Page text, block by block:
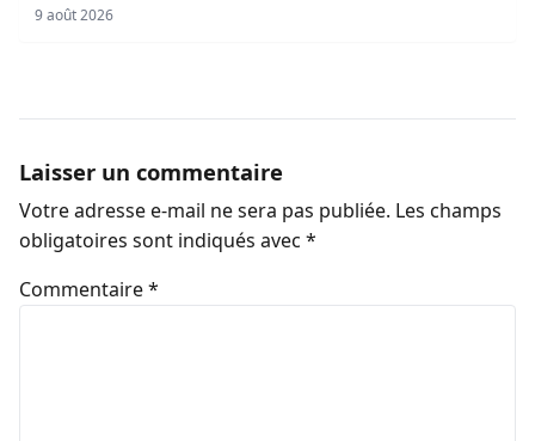
9 août 2026
Laisser un commentaire
Votre adresse e-mail ne sera pas publiée. Les champs
obligatoires sont indiqués avec *
Commentaire*